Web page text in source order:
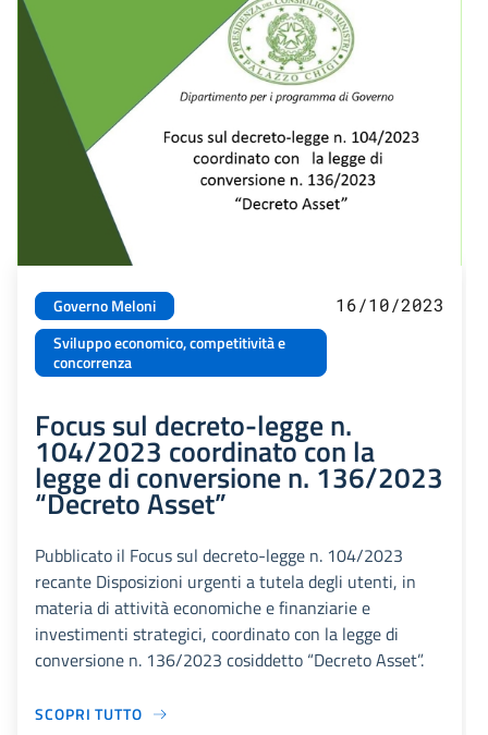
Governo Meloni
Sviluppo economico, competitività e
concorrenza
16/10/2023
Focus sul decreto-legge n.
104/2023 coordinato con la
legge di conversione n. 136/2023
“Decreto Asset”
Pubblicato il Focus sul decreto-legge n. 104/2023
recante Disposizioni urgenti a tutela degli utenti, in
materia di attività economiche e finanziarie e
investimenti strategici, coordinato con la legge di
conversione n. 136/2023 cosiddetto “Decreto Asset”.
SCOPRI TUTTO